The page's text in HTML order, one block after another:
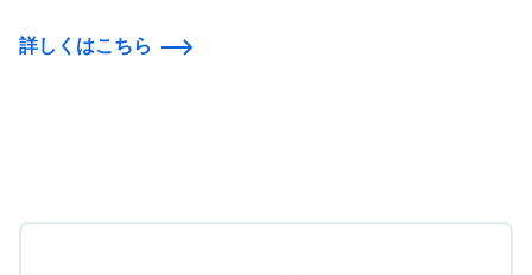
詳しくはこちら